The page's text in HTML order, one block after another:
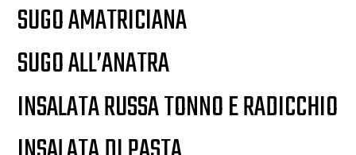
SUGO AMATRICIANA
SUGO ALL’ANATRA
INSALATA RUSSA TONNO E RADICCHIO